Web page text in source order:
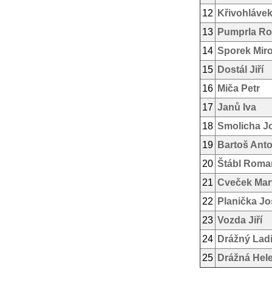
12
13 Pumprla
14 Sporek
15 Dostál Jiří
16 Miča Petr
17 Janů Iva
18 Smolicha
19 Bartoš
20 Štábl
21 Cveček
22
Planička
23 Vozda Jiří
24 Drážný
25 Drážná